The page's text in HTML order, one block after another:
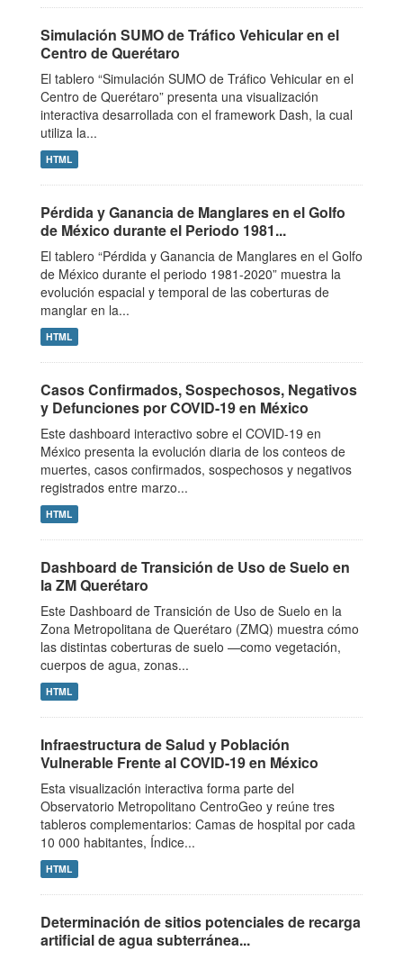
Simulación SUMO de Tráfico Vehicular en el
Centro de Querétaro
El tablero “Simulación SUMO de Tráfico Vehicular en el
Centro de Querétaro” presenta una visualización
interactiva desarrollada con el framework Dash, la cual
utiliza la...
HTML
Pérdida y Ganancia de Manglares en el Golfo
de México durante el Periodo 1981...
El tablero “Pérdida y Ganancia de Manglares en el Golfo
de México durante el periodo 1981-2020” muestra la
evolución espacial y temporal de las coberturas de
manglar en la...
HTML
Casos Confirmados, Sospechosos, Negativos
y Defunciones por COVID-19 en México
Este dashboard interactivo sobre el COVID-19 en
México presenta la evolución diaria de los conteos de
muertes, casos confirmados, sospechosos y negativos
registrados entre marzo...
HTML
Dashboard de Transición de Uso de Suelo en
la ZM Querétaro
Este Dashboard de Transición de Uso de Suelo en la
Zona Metropolitana de Querétaro (ZMQ) muestra cómo
las distintas coberturas de suelo —como vegetación,
cuerpos de agua, zonas...
HTML
Infraestructura de Salud y Población
Vulnerable Frente al COVID-19 en México
Esta visualización interactiva forma parte del
Observatorio Metropolitano CentroGeo y reúne tres
tableros complementarios: Camas de hospital por cada
10 000 habitantes, Índice...
HTML
Determinación de sitios potenciales de recarga
artificial de agua subterránea...